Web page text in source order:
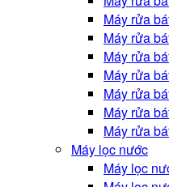
Máy rửa
Máy rửa
Máy rửa
Máy rửa
Máy rửa
Máy rửa
Máy rửa
Máy lọc nước
Máy lọc